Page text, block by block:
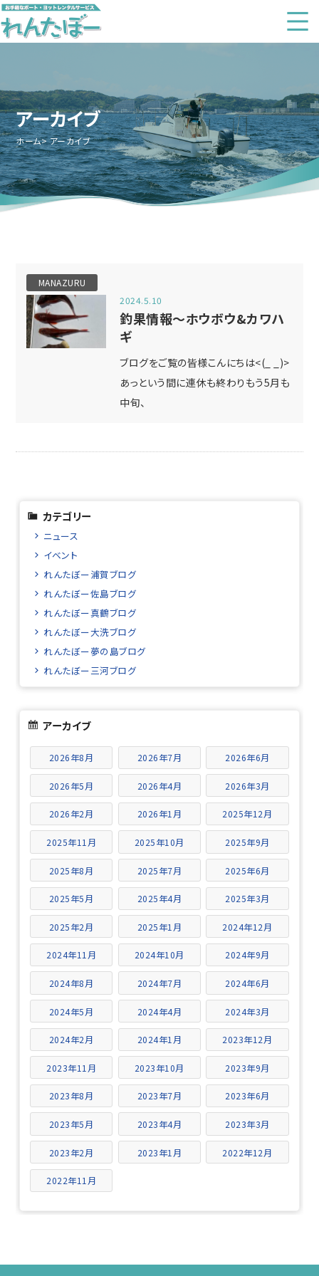
アーカイブ
ホーム アーカイブ
MANAZURU
2024.5.10
釣果情報～ホウボウ&カワハ
ギ
ブログをご覧の皆様こんにちは<(_ _)>
あっという間に連休も終わりもう5月も
中旬、
カテゴリー
ニュース
イベント
れんたぼー浦賀ブログ
れんたぼー佐島ブログ
れんたぼー真鶴ブログ
れんたぼー大洗ブログ
れんたぼー夢の島ブログ
れんたぼー三河ブログ
アーカイブ
2026年8月 2026年7月 2026年6月
2026年5月 2026年4月 2026年3月
2026年2月 2026年1月 2025年12月
2025年11月 2025年10月 2025年9月
2025年8月 2025年7月 2025年6月
2025年5月 2025年4月 2025年3月
2025年2月 2025年1月 2024年12月
2024年11月 2024年10月 2024年9月
2024年8月 2024年7月 2024年6月
2024年5月 2024年4月 2024年3月
2024年2月 2024年1月 2023年12月
2023年11月 2023年10月 2023年9月
2023年8月 2023年7月 2023年6月
2023年5月 2023年4月 2023年3月
2023年2月 2023年1月 2022年12月
2022年11月